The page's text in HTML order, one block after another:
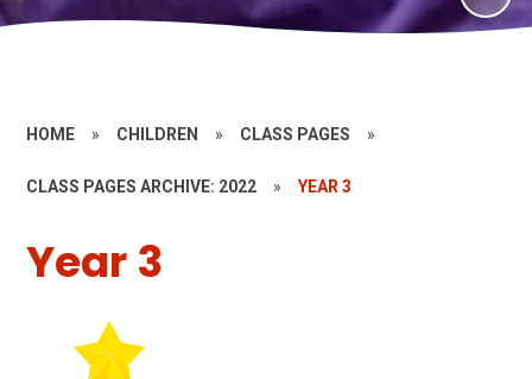
HOME » CHILDREN » CLASS PAGES »
CLASS PAGES ARCHIVE: 2022 » YEAR 3
Year 3